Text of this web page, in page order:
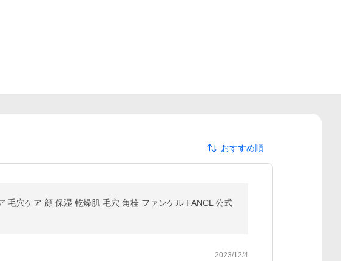
おすすめ順
毛穴ケア 顔 保湿 乾燥肌 毛穴 角栓 ファンケル FANCL 公式
2023/12/4